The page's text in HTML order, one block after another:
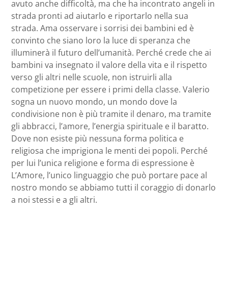
avuto anche difficoltà, ma che ha incontrato angeli in
strada pronti ad aiutarlo e riportarlo nella sua
strada. Ama osservare i sorrisi dei bambini ed è
convinto che siano loro la luce di speranza che
illuminerà il futuro dell’umanità. Perché crede che ai
bambini va insegnato il valore della vita e il rispetto
verso gli altri nelle scuole, non istruirli alla
competizione per essere i primi della classe. Valerio
sogna un nuovo mondo, un mondo dove la
condivisione non è più tramite il denaro, ma tramite
gli abbracci, l’amore, l’energia spirituale e il baratto.
Dove non esiste più nessuna forma politica e
religiosa che imprigiona le menti dei popoli. Perché
per lui l’unica religione e forma di espressione è
L’Amore, l’unico linguaggio che può portare pace al
nostro mondo se abbiamo tutti il coraggio di donarlo
a noi stessi e a gli altri.